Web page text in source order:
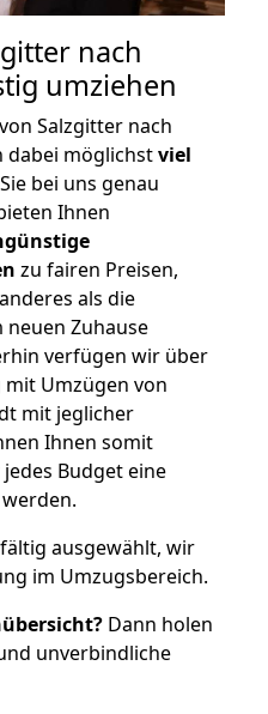
nach
umziehen
Salzgitter nach
dabei möglichstviel
bei uns genau
Ihnen
zu fairen Preisen,
als die
Zuhause
verfügen wir über
Umzügen von
mit jeglicher
Ihnen somit
Budget eine
ausgewählt, wir
im Umzugsbereich.
Dann holen
unverbindliche